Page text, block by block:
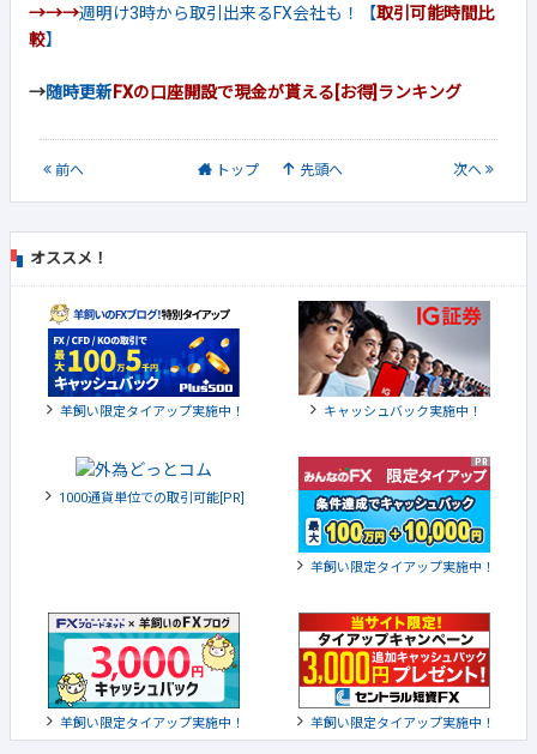
→→→週明け3時から取引出来るFX会社も！【取引可能時間比
較】
→随時更新FXの口座開設で現金が貰える[お得]ランキング
前へ トップ 先頭へ 次へ
オススメ！
羊飼い限定タイアップ実施中！ キャッシュバック実施中！
1000通貨単位での取引可能[PR]
羊飼い限定タイアップ実施中！
羊飼い限定タイアップ実施中！ 羊飼い限定タイアップ実施中！